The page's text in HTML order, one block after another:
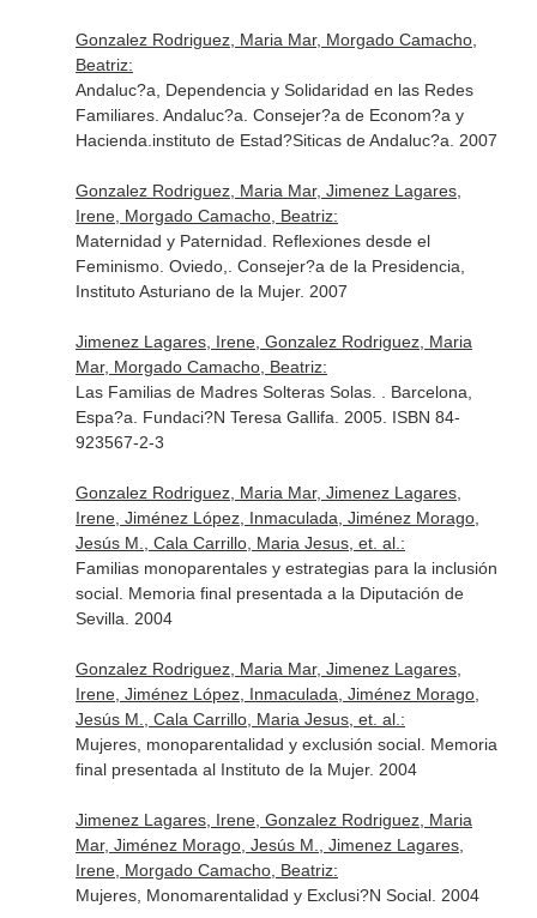
Gonzalez Rodriguez, Maria Mar, Morgado Camacho,
Beatriz:
Andaluc?a, Dependencia y Solidaridad en las Redes
Familiares. Andaluc?a. Consejer?a de Econom?a y
Hacienda.instituto de Estad?Siticas de Andaluc?a. 2007
Gonzalez Rodriguez, Maria Mar, Jimenez Lagares,
Irene, Morgado Camacho, Beatriz:
Maternidad y Paternidad. Reflexiones desde el
Feminismo. Oviedo,. Consejer?a de la Presidencia,
Instituto Asturiano de la Mujer. 2007
Jimenez Lagares, Irene, Gonzalez Rodriguez, Maria
Mar, Morgado Camacho, Beatriz:
Las Familias de Madres Solteras Solas. . Barcelona,
Espa?a. Fundaci?N Teresa Gallifa. 2005. ISBN 84-
923567-2-3
Gonzalez Rodriguez, Maria Mar, Jimenez Lagares,
Irene, Jiménez López, Inmaculada, Jiménez Morago,
Jesús M., Cala Carrillo, Maria Jesus, et. al.:
Familias monoparentales y estrategias para la inclusión
social. Memoria final presentada a la Diputación de
Sevilla. 2004
Gonzalez Rodriguez, Maria Mar, Jimenez Lagares,
Irene, Jiménez López, Inmaculada, Jiménez Morago,
Jesús M., Cala Carrillo, Maria Jesus, et. al.:
Mujeres, monoparentalidad y exclusión social. Memoria
final presentada al Instituto de la Mujer. 2004
Jimenez Lagares, Irene, Gonzalez Rodriguez, Maria
Mar, Jiménez Morago, Jesús M., Jimenez Lagares,
Irene, Morgado Camacho, Beatriz:
Mujeres, Monomarentalidad y Exclusi?N Social. 2004